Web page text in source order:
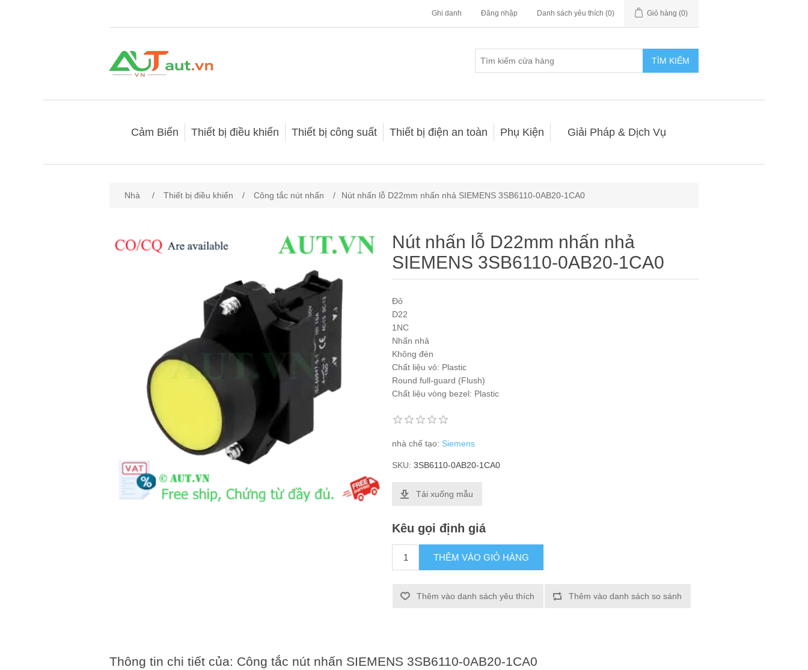
Ghi danh Đăng nhập Danh sách yêu thích (0) Giỏ hàng (0)
TÌM KIẾM
Cảm Biến Thiết bị điều khiển Thiết bị công suất Thiết bị điện an toàn Phụ Kiện Giải Pháp & Dịch Vụ
Nhà / Thiết bị điều khiển / Công tắc nút nhấn / Nút nhấn lỗ D22mm nhấn nhả SIEMENS 3SB6110-0AB20-1CA0
Nút nhấn lỗ D22mm nhấn nhả
SIEMENS 3SB6110-0AB20-1CA0
Đỏ
D22
1NC
Nhấn nhả
Không đèn
Chất liệu vỏ: Plastic
Round full-guard (Flush)
Chất liệu vòng bezel: Plastic
nhà chế tạo: Siemens
SKU: 3SB6110-0AB20-1CA0
Tải xuống mẫu
Kêu gọi định giá
THÊM VÀO GIỎ HÀNG
Thêm vào danh sách yêu thích Thêm vào danh sách so sánh
Thông tin chi tiết của: Công tắc nút nhấn SIEMENS 3SB6110-0AB20-1CA0